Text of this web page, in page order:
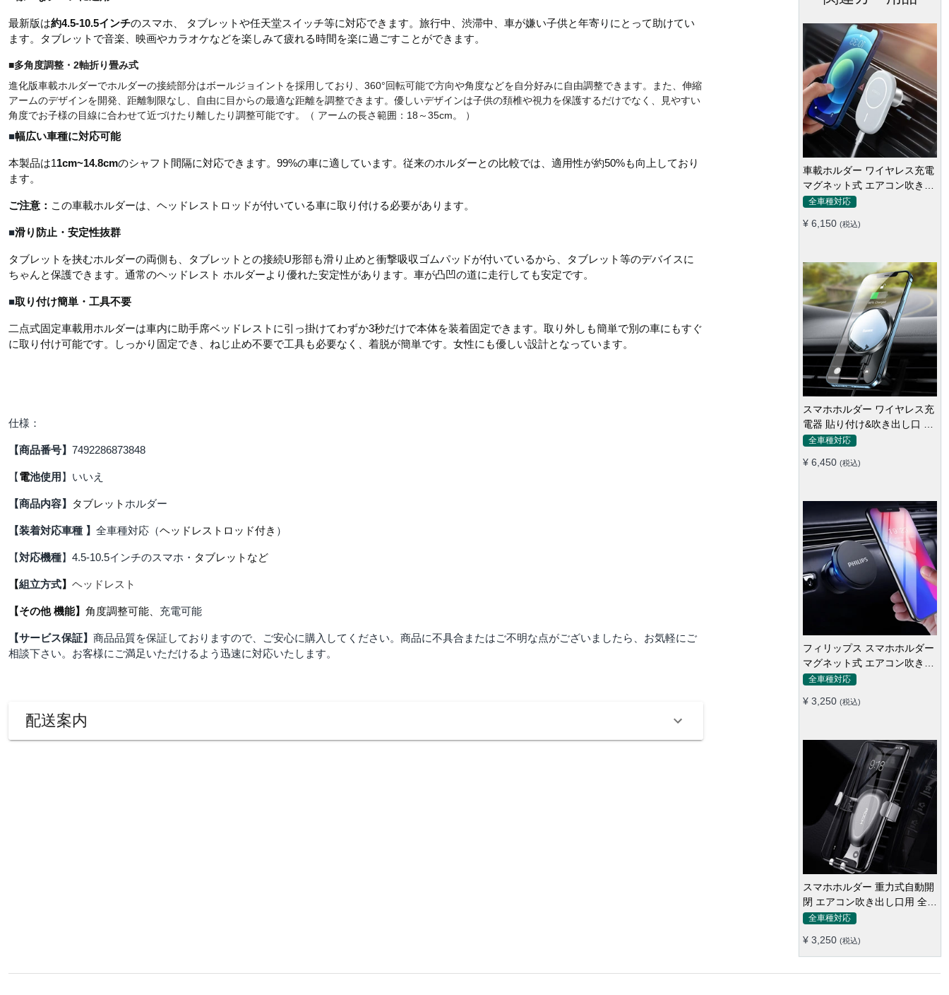
最新版は約4.5-10.5インチのスマホ、 タブレットや任天堂スイッチ等に対応できます。旅行中、渋滞中、車が嫌い子供と年寄りにとって助けてい
ます。タブレットで音楽、映画やカラオケなどを楽しみて疲れる時間を楽に過ごすことができます。
■多角度調整・ 2軸折り畳み式
進化版車載ホルダーでホルダーの接続部分はボールジョイントを採用しており、360°回転可能で方向や角度などを自分好みに自由調整できます。また、伸縮
アームのデザインを開発、距離制限なし、自由に目からの最適な距離を調整できます。優しいデザインは子供の頚椎や視力を保護するだけでなく、見やすい
角度でお子様の目線に合わせて近づけたり離したり調整可能です。（ アームの長さ範囲： 18 ～35cm。 ）
■幅広い車種に対応可能
本製品は11cm~14.8cmのシャフト間隔に対応できます。 99%の車に適しています。従来のホルダーとの比較では、適用性が約50%も向上しており
ます。
ご注意： この車載ホルダーは、ヘッドレストロッドが付いている車に取り付ける必要があります。
■滑り防止・安定性抜群
タブレットを挟むホルダーの両側も、タブレットとの接続U形部も滑り止めと衝撃吸収ゴムパッドが付いているから、タブレット等のデバイスに
ちゃんと保護できます。通常のヘッドレスト ホルダーより優れた安定性があります。車が凸凹の道に走行しても安定です。
■取り付け簡単・工具不要
二点式固定車載用ホルダーは車内に助手席ベッドレストに引っ掛けてわずか3秒だけで本体を装着固定できます。取り外しも簡単で別の車にもすぐ
に取り付け可能です。しっかり固定でき、ねじ止め不要で工具も必要なく、着脱が簡単です。女性にも優しい設計となっています。
仕様：
【商品番号】 7492286873848
【 電池使用 】いいえ
【商品内容】 タブレット ホルダー
【装着対応車種 】 全車種対応（ヘッドレストロッド付き ）
【対応機種】 4.5-10.5インチのスマホ・ タブレットなど
【組立方式】 ヘッドレスト
【その他 機能】 角度調整可能、 充電可能
【サービス保証】 商品品質を保証しておりますので、ご安心に購入してください。商品に不具合またはご不明な点がございましたら、お気軽にご
相談下さい。お客様にご満足いただけるよう迅速に対応いたします。
配送案内
車載ホルダー ワイヤレス充電
マグネット式 エアコン吹き出
し口用 スマホ iPhone
全車種対応
¥ 6,150 (税込)
スマホホルダー ワイヤレス充
電器 貼り付け&吹き出し口 マ
グネット式 magsafe 全機種
全車種対応
¥ 6,450 (税込)
フィリップス スマホホルダー
マグネット式 エアコン吹き出
し口 全機種
全車種対応
¥ 3,250 (税込)
スマホホルダー 重力式自動開
閉 エアコン吹き出し口用 全機
種 360°回転 片手操作
全車種対応
¥ 3,250 (税込)